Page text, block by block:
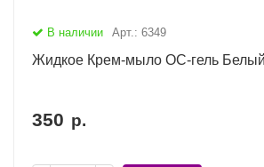
В наличии Арт.: 6349
Жидкое Крем-мыло ОС-гель
350 р.